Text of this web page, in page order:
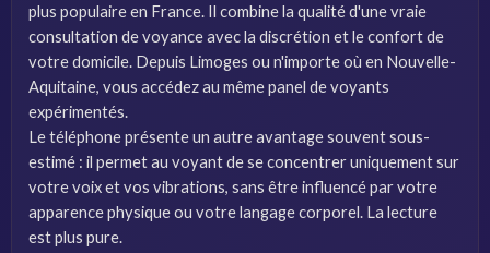
plus populaire en France. Il combine la qualité d'une vraie
consultation de voyance avec la discrétion et le confort de
votre domicile. Depuis Limoges ou n'importe où en Nouvelle-
Aquitaine, vous accédez au même panel de voyants
expérimentés.
Le téléphone présente un autre avantage souvent sous-
estimé : il permet au voyant de se concentrer uniquement sur
votre voix et vos vibrations, sans être influencé par votre
apparence physique ou votre langage corporel. La lecture
est plus pure.